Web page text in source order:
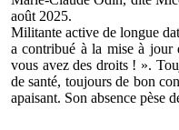
août 2025.
Militante active de longue
a contribué à la mise à jour
vous avez des droits ! ».
de santé, toujours de bon
apaisant. Son absence pèse